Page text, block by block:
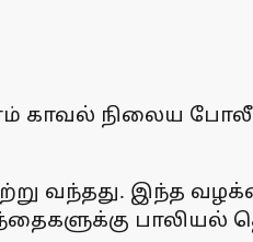
காவல் நிலைய
இந்த வழக்கை